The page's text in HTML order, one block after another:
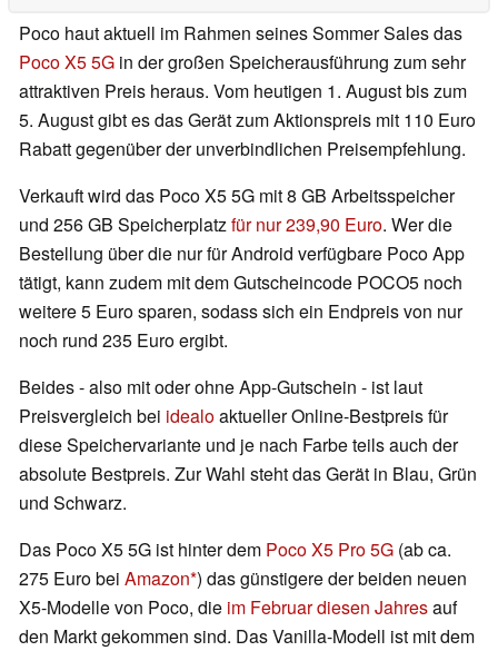
Poco haut aktuell im Rahmen seines Sommer Sales das
Poco X5 5G in der großen Speicherausführung zum sehr
attraktiven Preis heraus. Vom heutigen 1. August bis zum
5. August gibt es das Gerät zum Aktionspreis mit 110 Euro
Rabatt gegenüber der unverbindlichen Preisempfehlung.
Verkauft wird das Poco X5 5G mit 8 GB Arbeitsspeicher
und 256 GB Speicherplatzfür nur 239,90 Euro. Wer die
Bestellung über die nur für Android verfügbare Poco App
tätigt, kann zudem mit dem Gutscheincode POCO5 noch
weitere 5 Euro sparen, sodass sich ein Endpreis von nur
noch rund 235 Euro ergibt.
Beides - also mit oder ohne App-Gutschein - ist laut
Preisvergleich bei idealoaktueller Online-Bestpreis für
diese Speichervariante und je nach Farbe teils auch der
absolute Bestpreis. Zur Wahl steht das Gerät in Blau, Grün
und Schwarz.
Das Poco X5 5G ist hinter dem Poco X5 Pro 5G (ab ca.
275 Euro bei Amazon ) das günstigere der beiden neuen
X5-Modelle von Poco, die im Februar diesen Jahresauf
den Markt gekommen sind. Das Vanilla-Modell ist mit dem